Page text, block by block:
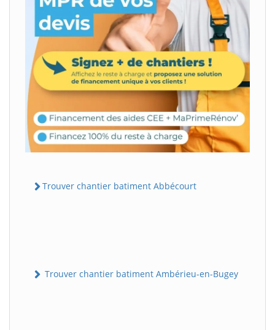
Trouver chantier batiment Abbécourt
Trouver chantier batiment Ambérieu-en-Bugey